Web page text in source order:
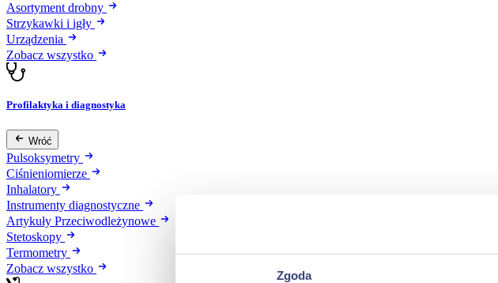
Zgoda
Asortyment drobny
Strzykawki i igły
Urządzenia
Zobacz wszystko
Profilaktyka i diagnostyka
Wróć
Pulsoksymetry
Ciśnieniomierze
Inhalatory
Instrumenty diagnostyczne
Artykuły Przeciwodleżynowe
Stetoskopy
Termometry
Zobacz wszystko